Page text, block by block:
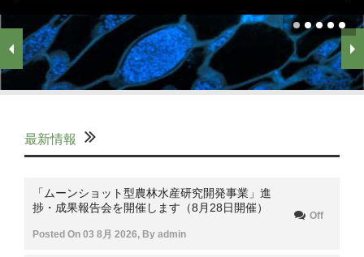
最新情報
「ムーンショット型農林水産研究開発事業」進
捗・成果報告会を開催します（8月28日開催）
Posted On 03 8月 2026, By admin
Off